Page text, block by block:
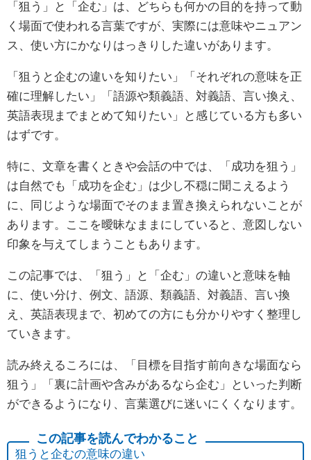
「狙う」と「企む」は、どちらも何かの目的を持って動
く場面で使われる言葉ですが、実際には意味やニュアン
ス、使い方にかなりはっきりした違いがあります。
「狙うと企むの違いを知りたい」「それぞれの意味を正
確に理解したい」「語源や類義語、対義語、言い換え、
英語表現までまとめて知りたい」と感じている方も多い
はずです。
特に、文章を書くときや会話の中では、「成功を狙う」
は自然でも「成功を企む」は少し不穏に聞こえるよう
に、同じような場面でそのまま置き換えられないことが
あります。ここを曖昧なままにしていると、意図しない
印象を与えてしまうこともあります。
この記事では、「狙う」と「企む」の違いと意味を軸
に、使い分け、例文、語源、類義語、対義語、言い換
え、英語表現まで、初めての方にも分かりやすく整理し
ていきます。
読み終えるころには、「目標を目指す前向きな場面なら
狙う」「裏に計画や含みがあるなら企む」といった判断
ができるようになり、言葉選びに迷いにくくなります。
狙うと企むの意味の違い